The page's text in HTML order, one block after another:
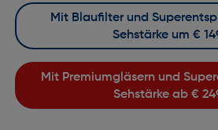
Mit Premiumgläsern und Superentspiegelung in
Sehstärke ab €
Mit Blaufilter und Superentspiegelung, ohne
Sehstärke um €